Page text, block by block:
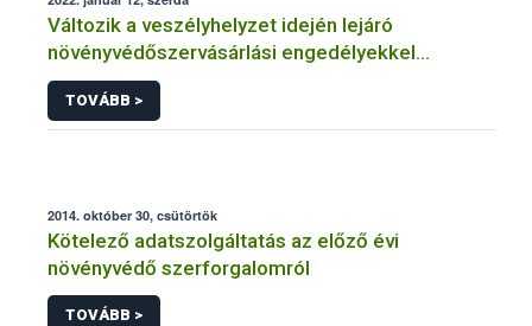
Változik a veszélyhelyzet idején lejáró
növényvédőszervásárlási engedélyekkel
kapcsolatos szabályozás
TOVÁBB >
2014. október 30, csütörtök
Kötelező adatszolgáltatás az előző évi
növényvédő szerforgalomról
TOVÁBB >